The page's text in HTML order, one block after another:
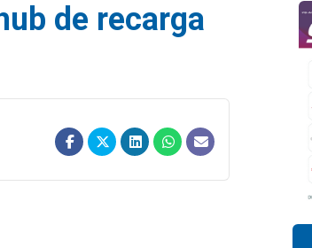
de recarga